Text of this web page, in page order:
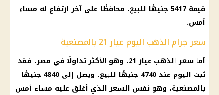
قيمة 5417 جنيهًا للبيع، محافظًا على آخر ارتفاع له مساء
أمس.
سعر جرام الذهب اليوم عيار 21 بالمصنعية
أما سعر الذهب عيار 21، وهو الأكثر تداولًا في مصر، فقد
ثبت اليوم عند 4740 جنيهًا للبيع، ويصل إلى 4840 جنيهًا
بالمصنعية، وهو نفس السعر الذي أغلق عليه مساء أمس